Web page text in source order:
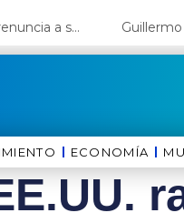
Luis Rubio renuncia a su candidatura a Lima y deja el camino libre a López Aliaga
ECONOMÍA